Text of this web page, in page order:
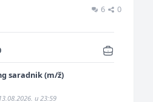
6 0
saradnik (m/ž)
u 23:59